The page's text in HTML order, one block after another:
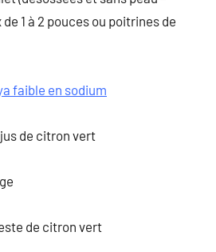
1 à 2 pouces ou poitrines de
faible en sodium
de citron vert
de citron vert